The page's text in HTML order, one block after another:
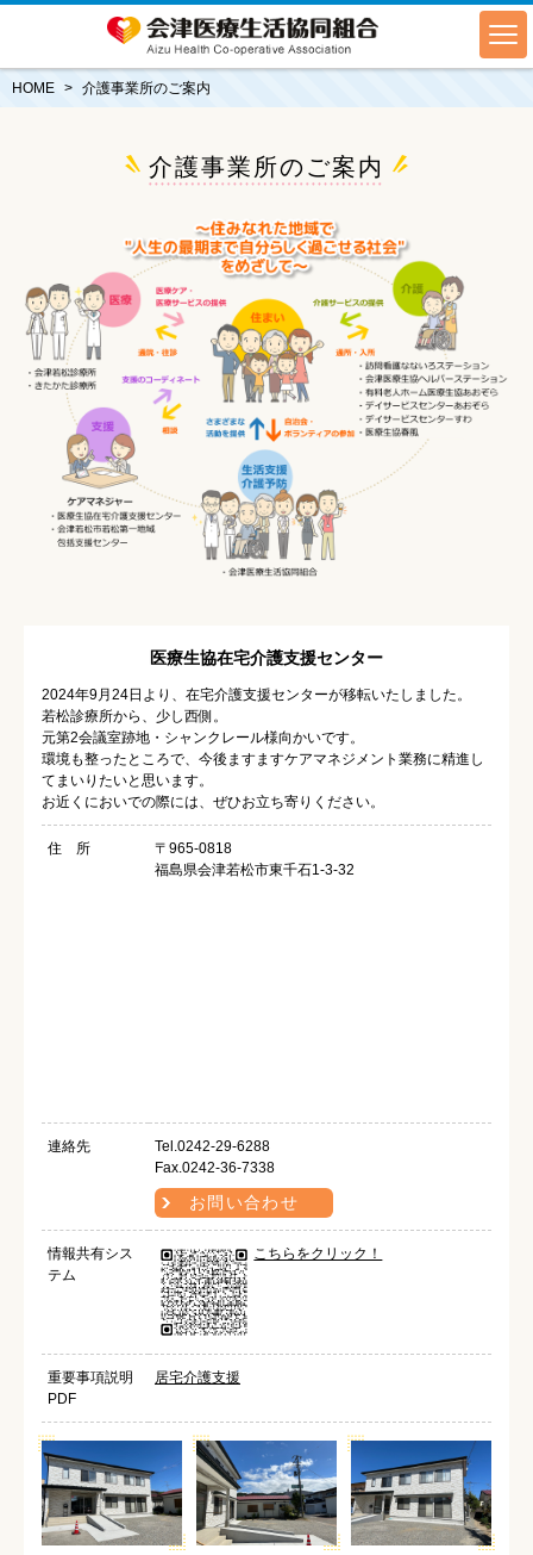
HOME 介護事業所のご案内
介護事業所のご案内
医療生協在宅介護支援センター
2024年9月24日より、在宅介護支援センターが移転いたしました。
若松診療所から、少し西側。
元第2会議室跡地・シャンクレール様向かいです。
環境も整ったところで、今後ますますケアマネジメント業務に精進し
てまいりたいと思います。
お近くにおいでの際には、ぜひお立ち寄りください。
住 所
〒965-0818
福島県会津若松市東千石1-3-32
連絡先
Tel.0242-29-6288
Fax.0242-36-7338
お問い合わせ
情報共有シス
テム
こちらをクリック！
重要事項説明
PDF
居宅介護支援